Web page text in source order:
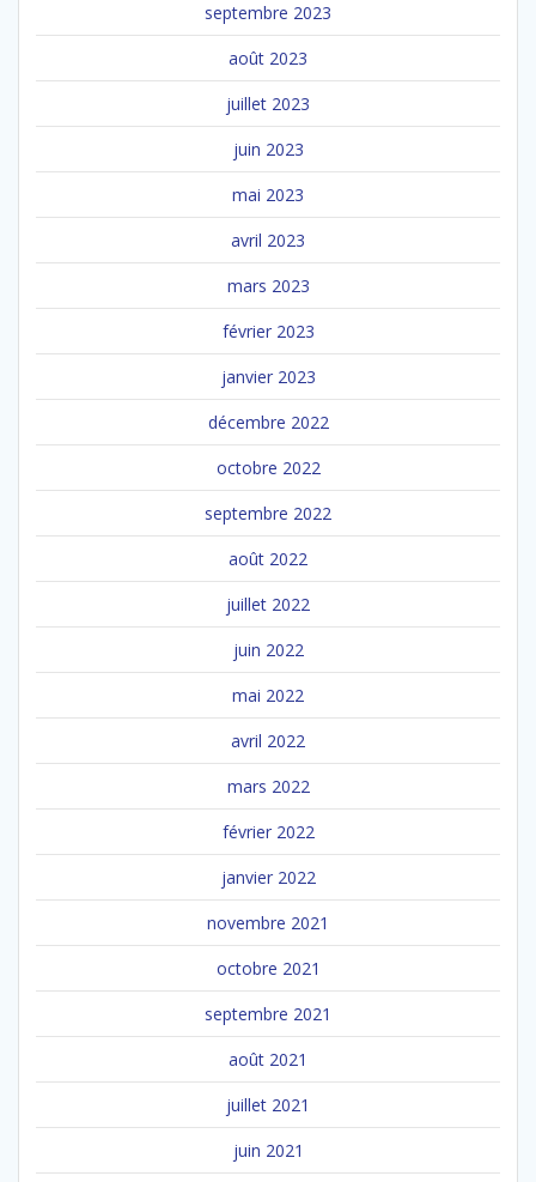
septembre 2023
août 2023
juillet 2023
juin 2023
mai 2023
avril 2023
mars 2023
février 2023
janvier 2023
décembre 2022
octobre 2022
septembre 2022
août 2022
juillet 2022
juin 2022
mai 2022
avril 2022
mars 2022
février 2022
janvier 2022
novembre 2021
octobre 2021
septembre 2021
août 2021
juillet 2021
juin 2021